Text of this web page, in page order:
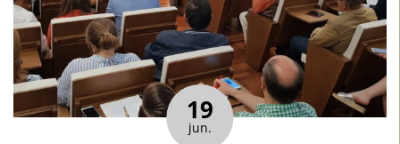
19
jun.